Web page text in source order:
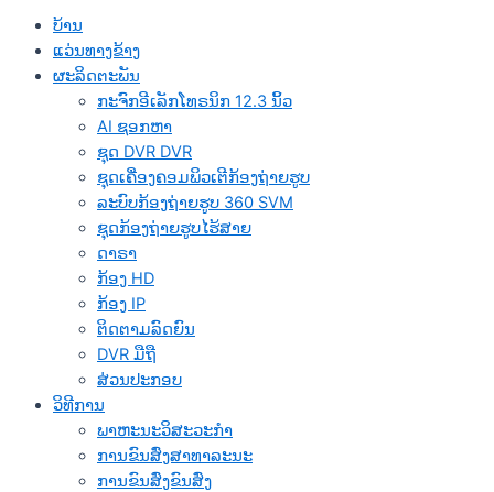
ບ້ານ
ແວ່ນທາງຂ້າງ
ຜະລິດຕະພັນ
ກະຈົກອີເລັກໂທຣນິກ 12.3 ນິ້ວ
AI ຊອກຫາ
ຊຸດ DVR DVR
ຊຸດເຄື່ອງຄອມພິວເຕີກ້ອງຖ່າຍຮູບ
ລະບົບກ້ອງຖ່າຍຮູບ 360 SVM
ຊຸດກ້ອງຖ່າຍຮູບໄຮ້ສາຍ
ດາຣາ
ກ້ອງ HD
ກ້ອງ IP
ຕິດຕາມລົດຍົນ
DVR ມືຖື
ສ່ວນປະກອບ
ວິທີການ
ພາຫະນະວິສະວະກໍາ
ການຂົນສົ່ງສາທາລະນະ
ການຂົນສົ່ງຂົນສົ່ງ